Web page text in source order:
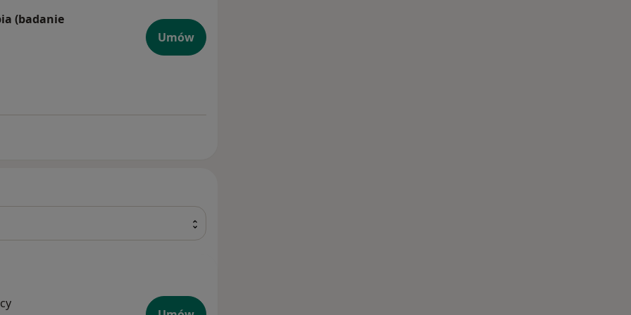
(badanie
+ trichoskopia (badanie mikrokamerą skóry głowy)
Umów